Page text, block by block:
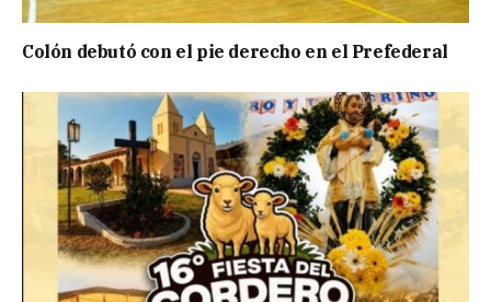
Colón debutó con el pie derecho en el Prefederal